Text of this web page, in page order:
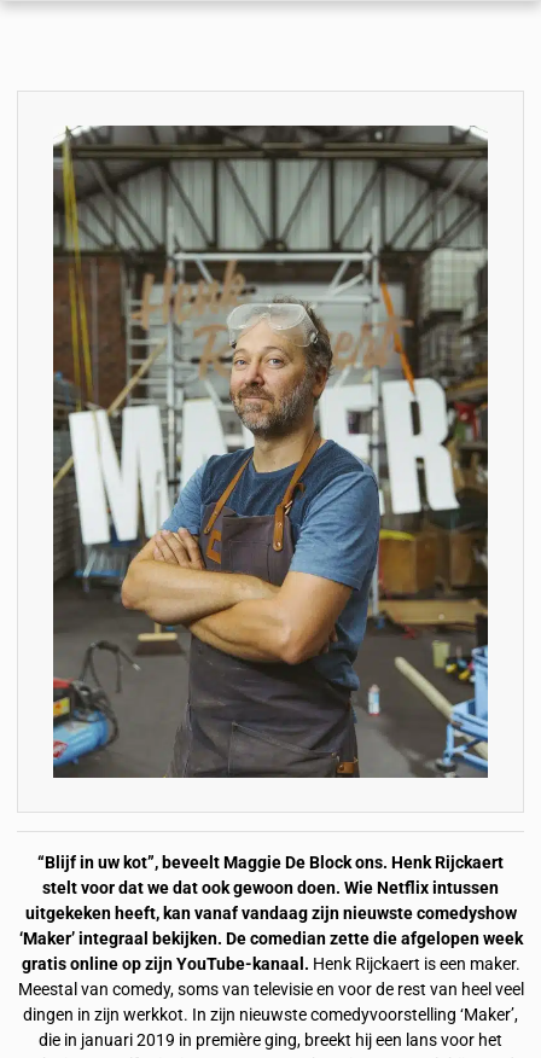
“Blijf in uw kot”, beveelt Maggie De Block ons. Henk Rijckaert
stelt voor dat we dat ook gewoon doen. Wie Netflix intussen
uitgekeken heeft, kan vanaf vandaag zijn nieuwste comedyshow
‘Maker’ integraal bekijken. De comedian zette die afgelopen week
gratis online op zijn YouTube-kanaal. Henk Rijckaert is een maker.
Meestal van comedy, soms van televisie en voor de rest van heel veel
dingen in zijn werkkot. In zijn nieuwste comedyvoorstelling ‘Maker’,
die in januari 2019 in première ging, breekt hij een lans voor het